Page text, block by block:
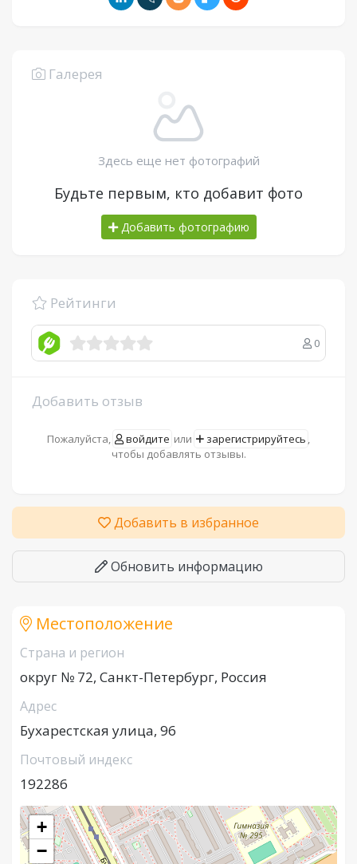
Галерея
Здесь еще нет фотографий
Будьте первым, кто добавит фото
Добавить фотографию
Рейтинги
0
Добавить отзыв
Пожалуйста, войдите или зарегистрируйтесь ,
чтобы добавлять отзывы.
Добавить в избранное
Обновить информацию
Местоположение
Страна и регион
округ № 72, Санкт-Петербург, Россия
Адрес
Бухарестская улица, 96
Почтовый индекс
192286
+
−